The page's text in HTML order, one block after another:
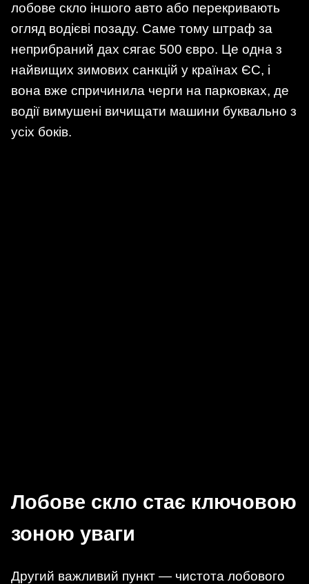
лобове скло іншого авто або перекривають
огляд водієві позаду. Саме тому штраф за
неприбраний дах сягає 500 євро. Це одна з
найвищих зимових санкцій у країнах ЄС, і
вона вже спричинила черги на парковках, де
водії вимушені вичищати машини буквально з
усіх боків.
Лобове скло стає ключовою
зоною уваги
Другий важливий пункт — чистота лобового